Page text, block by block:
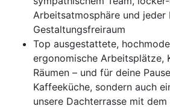
Arbeitsatmosphäre und jeder
Gestaltungsfreiraum
Top ausgestattete,
ergonomische Arbeitsplätze,
Räumen – und für deine
Kaffeeküche, sondern auch
unsere Dachterrasse mit